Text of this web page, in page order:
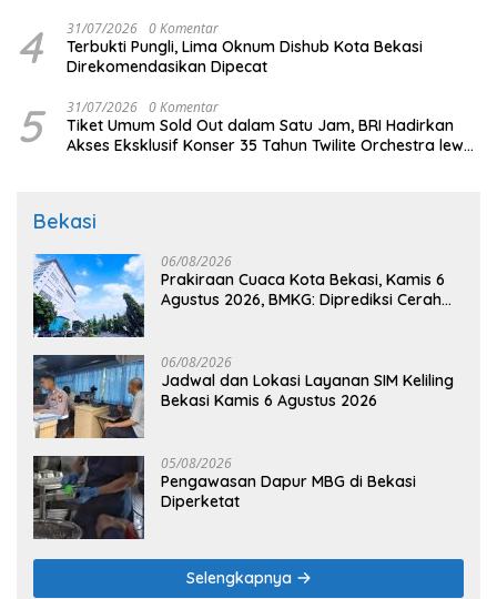
4 31/07/2026 0 Komentar
Terbukti Pungli, Lima Oknum Dishub Kota Bekasi
Direkomendasikan Dipecat
5 31/07/2026 0 Komentar
Tiket Umum Sold Out dalam Satu Jam, BRI Hadirkan
Akses Eksklusif Konser 35 Tahun Twilite Orchestra lewat
Bekasi
06/08/2026
Prakiraan Cuaca Kota Bekasi, Kamis 6
Agustus 2026, BMKG: Diprediksi Cerah
06/08/2026
Jadwal dan Lokasi Layanan SIM Keliling
Bekasi Kamis 6 Agustus 2026
05/08/2026
Pengawasan Dapur MBG di Bekasi
Diperketat
Selengkapnya